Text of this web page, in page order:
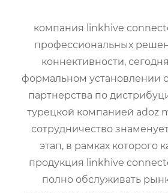
компания linkhive
профессиональных
коннективности,
формальном установлении
партнерства по
турецкой компанией adoz
сотрудничество
этап, в рамках которого
продукция linkhive
полно обслуживать